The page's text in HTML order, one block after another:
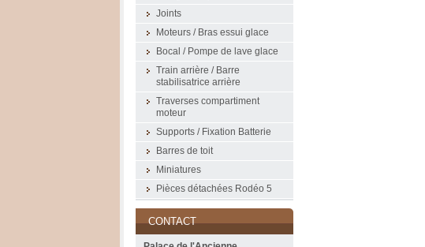
Joints
Moteurs / Bras essui glace
Bocal / Pompe de lave glace
Train arrière / Barre
stabilisatrice arrière
Traverses compartiment
moteur
Supports / Fixation Batterie
Barres de toit
Miniatures
Pièces détachées Rodéo 5
CONTACT